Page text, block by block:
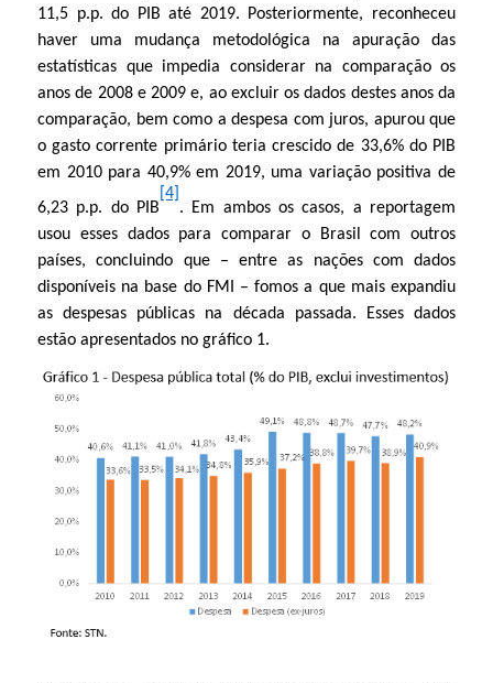
11,5 p.p. do PIB até 2019. Posteriormente, reconheceu
haver uma mudança metodológica na apuração das
estatísticas que impedia considerar na comparação os
anos de 2008 e 2009 e, ao excluir os dados destes anos da
comparação, bem como a despesa com juros, apurou que
o gasto corrente primário teria crescido de 33,6% do PIB
em 2010 para 40,9% em 2019, uma variação positiva de
6,23 p.p. do PIB
[4]
. Em ambos os casos, a reportagem
usou esses dados para comparar o Brasil com outros
países, concluindo que – entre as nações com dados
disponíveis na base do FMI – fomos a que mais expandiu
as despesas públicas na década passada. Esses dados
estão apresentados no gráfico 1.